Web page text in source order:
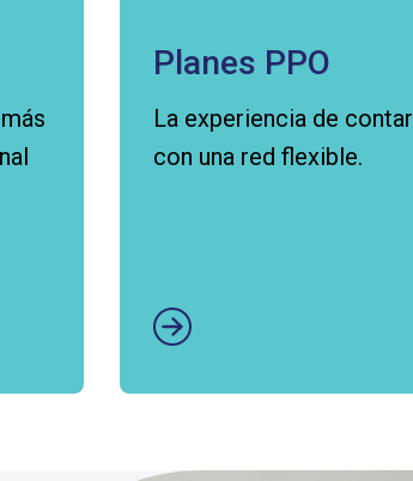
Planes PPO
La experiencia de contar
con una red flexible.